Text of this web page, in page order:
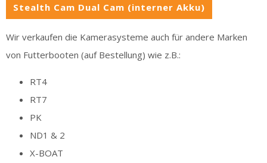
Stealth Cam Dual Cam (interner Akku)
Wir verkaufen die Kamerasysteme auch für andere Marken
von Futterbooten (auf Bestellung) wie z.B.:
RT4
RT7
PK
ND1 & 2
X-BOAT